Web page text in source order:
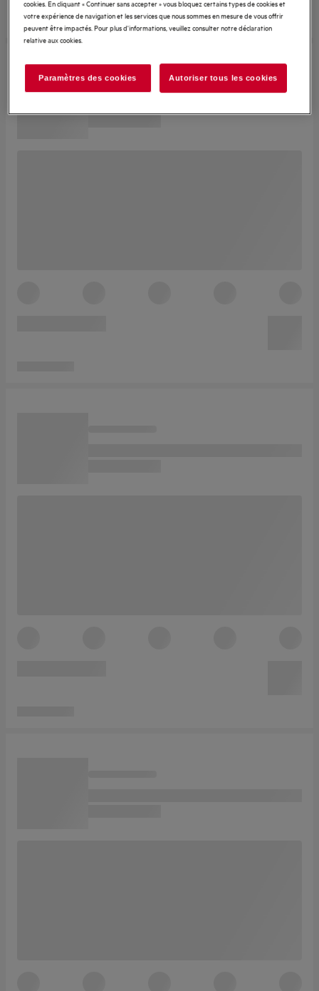
cookies. En cliquant « Continuer sans accepter » vous bloquez certains types de cookies et
votre expérience de navigation et les services que nous sommes en mesure de vous offrir
peuvent être impactés. Pour plus d'informations, veuillez consulter notre déclaration
relative aux cookies.
Paramètres des cookies Autoriser tous les cookies